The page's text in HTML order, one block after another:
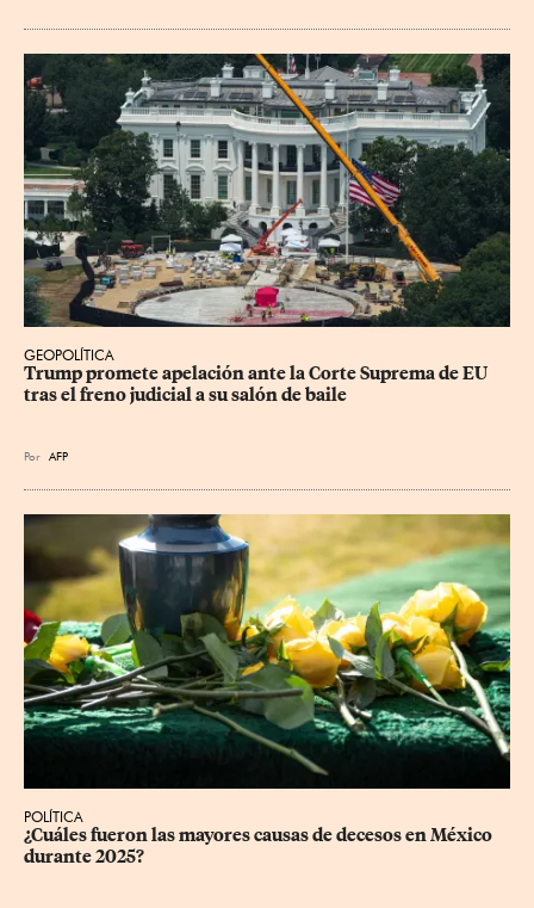
GEOPOLÍTICA
Trump promete apelación ante la Corte Suprema de EU
tras el freno judicial a su salón de baile
Por AFP
POLÍTICA
¿Cuáles fueron las mayores causas de decesos en México
durante 2025?